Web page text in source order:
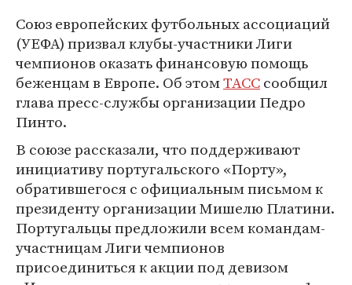
Союз европейских футбольных ассоциаций
(УЕФА) призвал клубы-участники Лиги
чемпионов оказать финансовую помощь
беженцам в Европе. Об этомТАССсообщил
глава пресс-службы организации Педро
Пинто.
В союзе рассказали, что поддерживают
инициативу португальского «Порту»,
обратившегося с официальным письмом к
президенту организации Мишелю Платини.
Португальцы предложили всем командам-
участницам Лиги чемпионов
присоединиться к акции под девизом